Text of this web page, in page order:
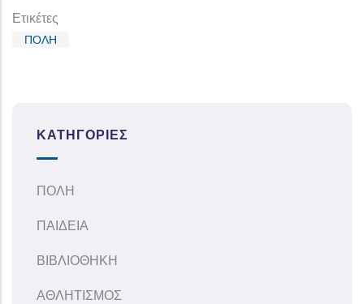
Ετικέτες
ΠΟΛΗ
ΚΑΤΗΓΟΡΊΕΣ
ΠΟΛΗ
ΠΑΙΔΕΙΑ
ΒΙΒΛΙΟΘΗΚΗ
ΑΘΛΗΤΙΣΜΟΣ